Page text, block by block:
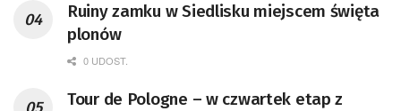
Ruiny zamku w Siedlisku miejscem święta
plonów
0 UDOST.
Tour de Pologne – w czwartek etap z